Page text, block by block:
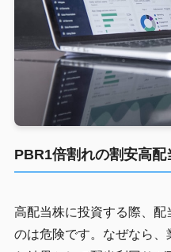
PBR1倍割れの割安高配
高配当株に投資する際、
のは危険です。なぜなら